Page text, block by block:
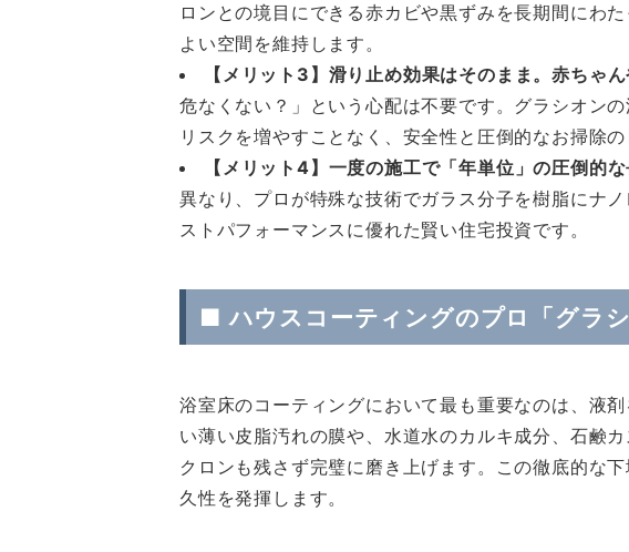
ロンとの境目にできる赤カビや黒ずみを長期間にわ
よい空間を維持します。
【メリット3】滑り止め効果はそのまま。赤ちゃ
危なくない？」という心配は不要です。グラシオン
リスクを増やすことなく、安全性と圧倒的なお掃除
【メリット4】一度の施工で「年単位」の圧倒的
異なり、プロが特殊な技術でガラス分子を樹脂にナ
ストパフォーマンスに優れた賢い住宅投資です。
■ ハウスコーティングのプロ「グラ
浴室床のコーティングにおいて最も重要なのは、液
い薄い皮脂汚れの膜や、水道水のカルキ成分、石鹸
クロンも残さず完璧に磨き上げます。この徹底的な
久性を発揮します。